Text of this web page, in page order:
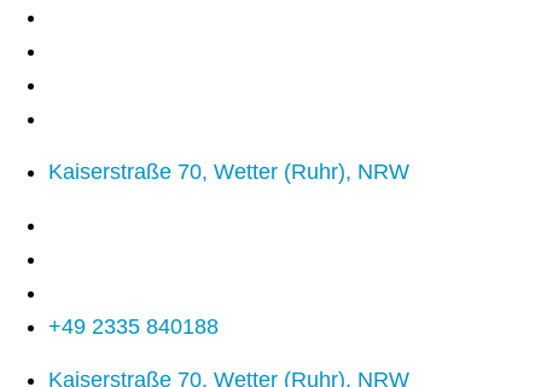
Kaiserstraße 70, Wetter (Ruhr), NRW
+49 2335 840188
Kaiserstraße 70, Wetter (Ruhr), NRW